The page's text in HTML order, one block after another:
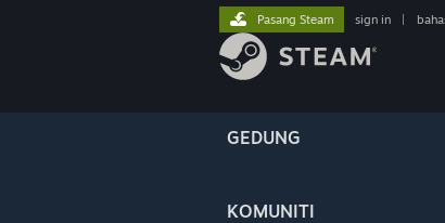
GEDUNG
KOMUNITI
Pasang Steam sign in